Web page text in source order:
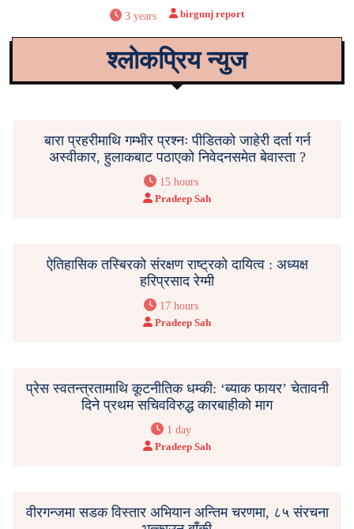
3 years birgunj report
श्लोकप्रिय न्युज
बारा प्रहरीमाथि गम्भीर प्रश्नः पीडितको जाहेरी दर्ता गर्न
अस्वीकार, हुलाकबाट पठाएको निवेदनसमेत बेवास्ता ?
15 hours
Pradeep Sah
ऐतिहासिक तस्बिरको संरक्षण राष्ट्रको दायित्व : अध्यक्ष
हरिप्रसाद रेग्मी
17 hours
Pradeep Sah
प्रेस स्वतन्त्रतामाथि कूटनीतिक धम्की: ‘ब्याक फायर’ चेतावनी
दिने प्रथम सचिवविरुद्ध कारबाहीको माग
1 day
Pradeep Sah
वीरगन्जमा सडक विस्तार अभियान अन्तिम चरणमा, ८५ संरचना